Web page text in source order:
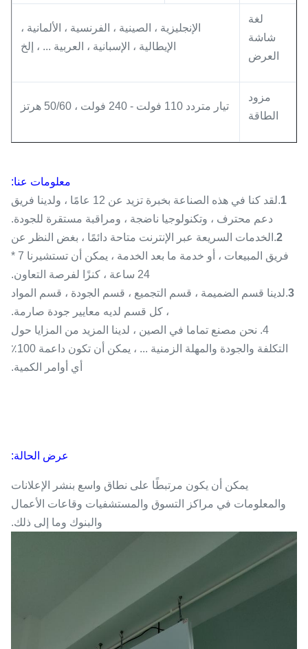
لغة
شاشة
العرض
الإنجليزية ، الصينية ، الفرنسية ، الألمانية ،
الإيطالية ، الإسبانية ، العربية ... ، إلخ
مزود
الطاقة
تيار متردد 110 فولت - 240 فولت ، 50/60 هرتز
معلومات عنا:
1
.لقد كنا في هذه الصناعة بخبرة تزيد عن 12 عامًا ، ولدينا فريق
دعم محترف ، وتكنولوجيا ناضجة ، ومراقبة مستقرة للجودة.
2.الخدمات السريعة عبر الإنترنت متاحة دائمًا ، بغض النظر عن
فريق المبيعات ، أو خدمة ما بعد الخدمة ، يمكن أن تستشيرنا 7 *
24 ساعة ، كنزًا لفرصة التعاون.
3.لدينا قسم الضميمة ، قسم التجميع ، قسم الجودة ، قسم المواد
، كل قسم لديه معايير جودة صارمة.
4. نحن مصنع تماما في الصين ، لدينا المزيد من المزايا حول
التكلفة والجودة والمهلة الزمنية ... ، يمكن أن تكون داعمة 100٪
أي أوامر الكمية.
عرض الحالة:
يمكن أن يكون مرتبطًا على نطاق واسع بنشر الإعلانات
والمعلومات في مراكز التسوق والمستشفيات وقاعات الأعمال
والبنوك وما إلى ذلك.